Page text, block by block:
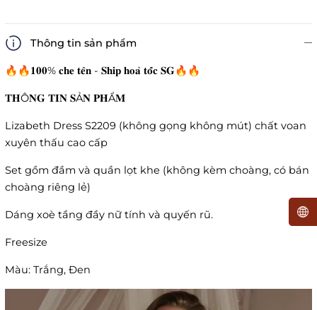
Thông tin sản phẩm
🔥🔥𝟏𝟎𝟎% 𝐜𝐡𝐞 𝐭𝐞̂𝐧 - 𝐒𝐡𝐢𝐩 𝐡𝐨𝐚̉ 𝐭𝐨̂́𝐜 𝐒𝐆🔥🔥
𝐓𝐇Ô𝐍𝐆 𝐓𝐈𝐍 𝐒Ả𝐍 𝐏𝐇Ẩ𝐌
Lizabeth Dress S2209 (không gọng không mút) chất voan
xuyên thấu cao cấp
Set gồm đầm và quần lọt khe (không kèm choàng, có bán
choàng riêng lẻ)
Dáng xoè tầng đầy nữ tính và quyến rũ.
Freesize
Màu: Trắng, Đen